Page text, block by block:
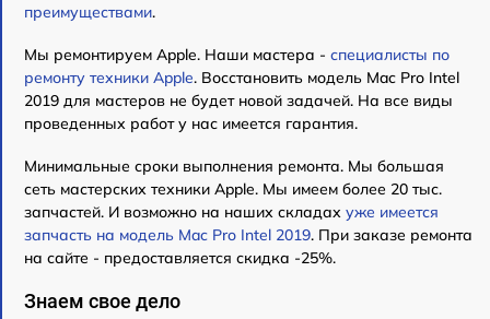
преимуществами.
Мы ремонтируем Apple. Наши мастера - специалисты по
ремонту техники Apple. Восстановить модель Mac Pro Intel
2019 для мастеров не будет новой задачей. На все виды
проведенных работ у нас имеется гарантия.
Минимальные сроки выполнения ремонта. Мы большая
сеть мастерских техники Apple. Мы имеем более 20 тыс.
запчастей. И возможно на наших складах уже имеется
запчасть на модель Mac Pro Intel 2019. При заказе ремонта
на сайте - предоставляется скидка -25%.
Знаем свое дело